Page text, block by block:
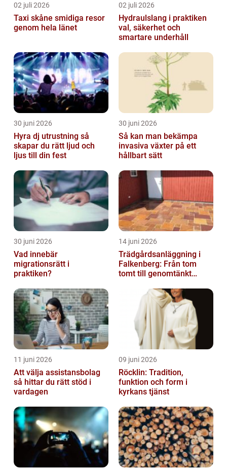
02 juli 2026
Taxi skåne smidiga resor
genom hela länet
02 juli 2026
Hydraulslang i praktiken
val, säkerhet och
smartare underhåll
30 juni 2026
Hyra dj utrustning så
skapar du rätt ljud och
ljus till din fest
30 juni 2026
Så kan man bekämpa
invasiva växter på ett
hållbart sätt
30 juni 2026
Vad innebär
migrationsrätt i
praktiken?
14 juni 2026
Trädgårdsanläggning i
Falkenberg: Från tom
tomt till genomtänkt
11 juni 2026
Att välja assistansbolag
så hittar du rätt stöd i
vardagen
09 juni 2026
Röcklin: Tradition,
funktion och form i
kyrkans tjänst